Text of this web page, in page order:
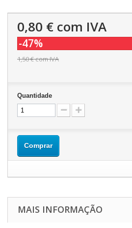
0,80 € com IVA
-47%
1,50 €com IVA
Quantidade
Comprar
MAIS INFORMAÇÃO